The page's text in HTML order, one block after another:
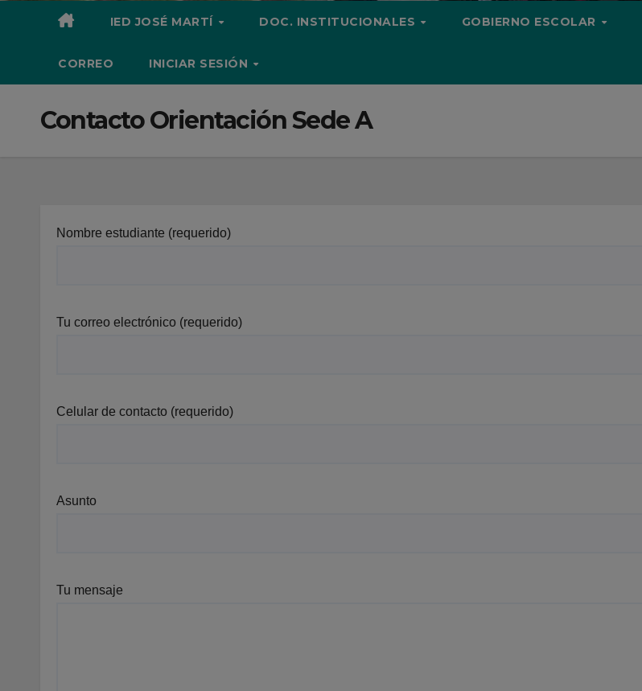
IED JOSÉ MARTÍ DOC. INSTITUCIONALES GOBIERNO ESCOLAR
CORREO INICIAR SESIÓN
Contacto Orientación Sede A
Nombre estudiante (requerido)
Tu correo electrónico (requerido)
Celular de contacto (requerido)
Asunto
Tu mensaje